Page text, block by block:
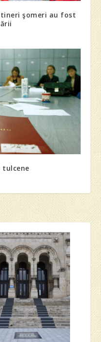
tineri şomeri au fost
tulcene